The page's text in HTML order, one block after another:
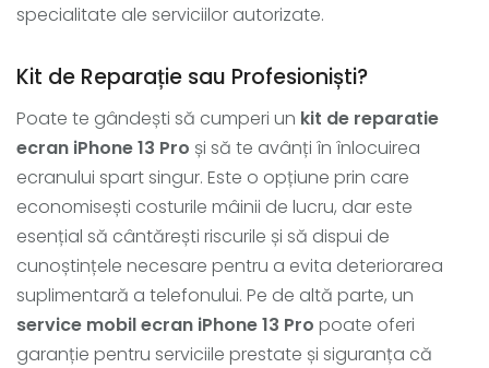
specialitate ale serviciilor autorizate.
Kit de Reparație sau Profesioniști?
Poate te gândești să cumperi un kit de reparatie
ecran iPhone 13 Pro și să te avânți în înlocuirea
ecranului spart singur. Este o opțiune prin care
economisești costurile mâinii de lucru, dar este
esențial să cântărești riscurile și să dispui de
cunoștințele necesare pentru a evita deteriorarea
suplimentară a telefonului. Pe de altă parte, un
service mobil ecran iPhone 13 Pro poate oferi
garanție pentru serviciile prestate și siguranța că